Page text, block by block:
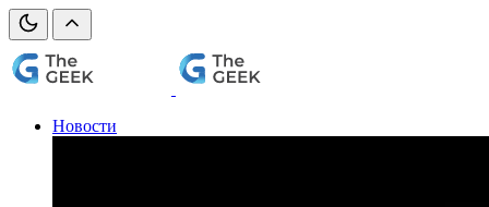
Новости